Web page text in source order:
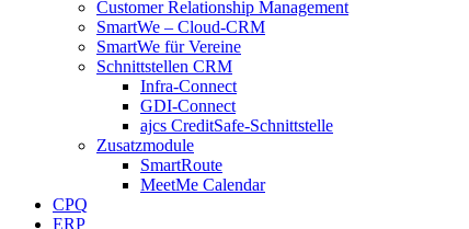
Customer Relationship Management
SmartWe – Cloud-CRM
SmartWe für Vereine
Schnittstellen CRM
Infra-Connect
GDI-Connect
ajcs CreditSafe-Schnittstelle
Zusatzmodule
SmartRoute
MeetMe Calendar
CPQ
ERP